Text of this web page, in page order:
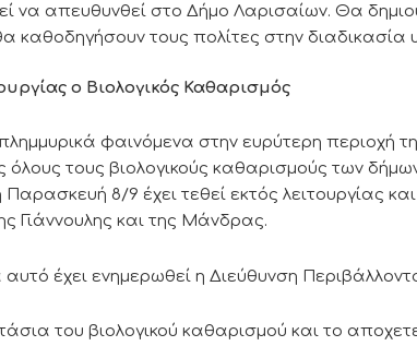
να απευθυνθεί στο Δήμο Λαρισαίων. Θα
καθοδηγήσουν τους πολίτες στην διαδικασία
ο Βιολογικός Καθαρισμός
φαινόμενα στην ευρύτερη περιοχή
όλους τους βιολογικούς καθαρισμούς των
8/9 έχει τεθεί εκτός λειτουργίας
Γιάννουλης και της Μάνδρας.
αυτό έχει ενημερωθεί η Διεύθυνση
του βιολογικού καθαρισμού και το